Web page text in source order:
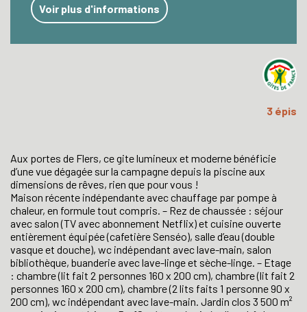
Voir plus d'informations
3 épis
Aux portes de Flers, ce gite lumineux et moderne bénéficie
d’une vue dégagée sur la campagne depuis la piscine aux
dimensions de rêves, rien que pour vous !
Maison récente indépendante avec chauffage par pompe à
chaleur, en formule tout compris. – Rez de chaussée : séjour
avec salon (TV avec abonnement Netflix) et cuisine ouverte
entièrement équipée (cafetière Senséo), salle d’eau (double
vasque et douche), wc indépendant avec lave-main, salon
bibliothèque, buanderie avec lave-linge et sèche-linge. – Etage
: chambre (lit fait 2 personnes 160 x 200 cm), chambre (lit fait 2
personnes 160 x 200 cm), chambre (2 lits faits 1 personne 90 x
200 cm), wc indépendant avec lave-main. Jardin clos 3 500 m²